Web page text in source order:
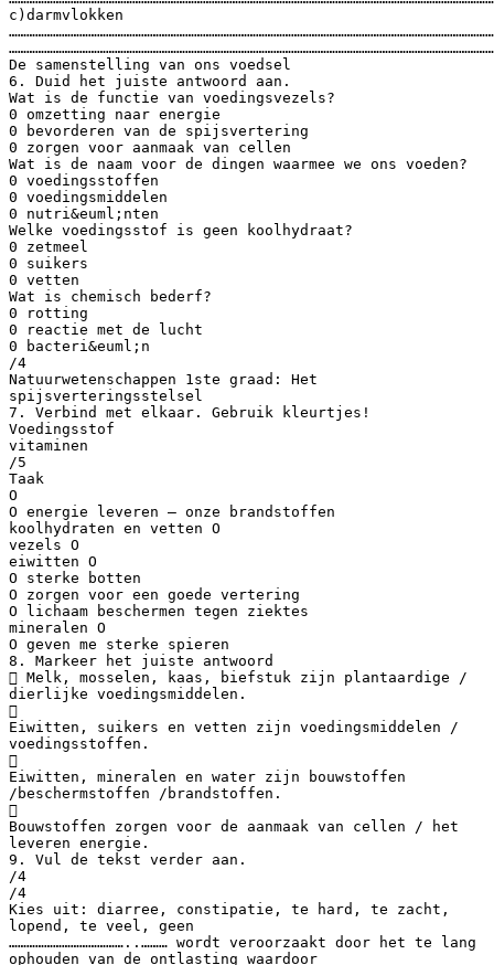
c)darmvlokken
De samenstelling van ons voedsel
6. Duid het juiste antwoord aan.
Wat is de functie van voedingsvezels?
0 omzetting naar energie
0 bevorderen van de spijsvertering
0 zorgen voor aanmaak van cellen
Wat is de naam voor de dingen waarmee we ons voeden?
0 voedingsstoffen
0 voedingsmiddelen
0 nutri&euml;nten
Welke voedingsstof is geen koolhydraat?
0 zetmeel
0 suikers
0 vetten
Wat is chemisch bederf?
0 rotting
0 reactie met de lucht
0 bacteri&euml;n
/4
Natuurwetenschappen 1ste graad: Het
spijsverteringsstelsel
7. Verbind met elkaar. Gebruik kleurtjes!
Voedingsstof
vitaminen
/5
Taak
O
O energie leveren – onze brandstoffen
koolhydraten en vetten O
vezels O
eiwitten O
O sterke botten
O zorgen voor een goede vertering
O lichaam beschermen tegen ziektes
mineralen O
O geven me sterke spieren
8. Markeer het juiste antwoord
 Melk, mosselen, kaas, biefstuk zijn plantaardige /
dierlijke voedingsmiddelen.

Eiwitten, suikers en vetten zijn voedingsmiddelen /
voedingsstoffen.

Eiwitten, mineralen en water zijn bouwstoffen
/beschermstoffen /brandstoffen.

Bouwstoffen zorgen voor de aanmaak van cellen / het
leveren energie.
9. Vul de tekst verder aan.
/4
/4
Kies uit: diarree, constipatie, te hard, te zacht,
lopend, te veel, geen
…………………………………..……… wordt veroorzaakt door het te lang
ophouden van de ontlasting waardoor